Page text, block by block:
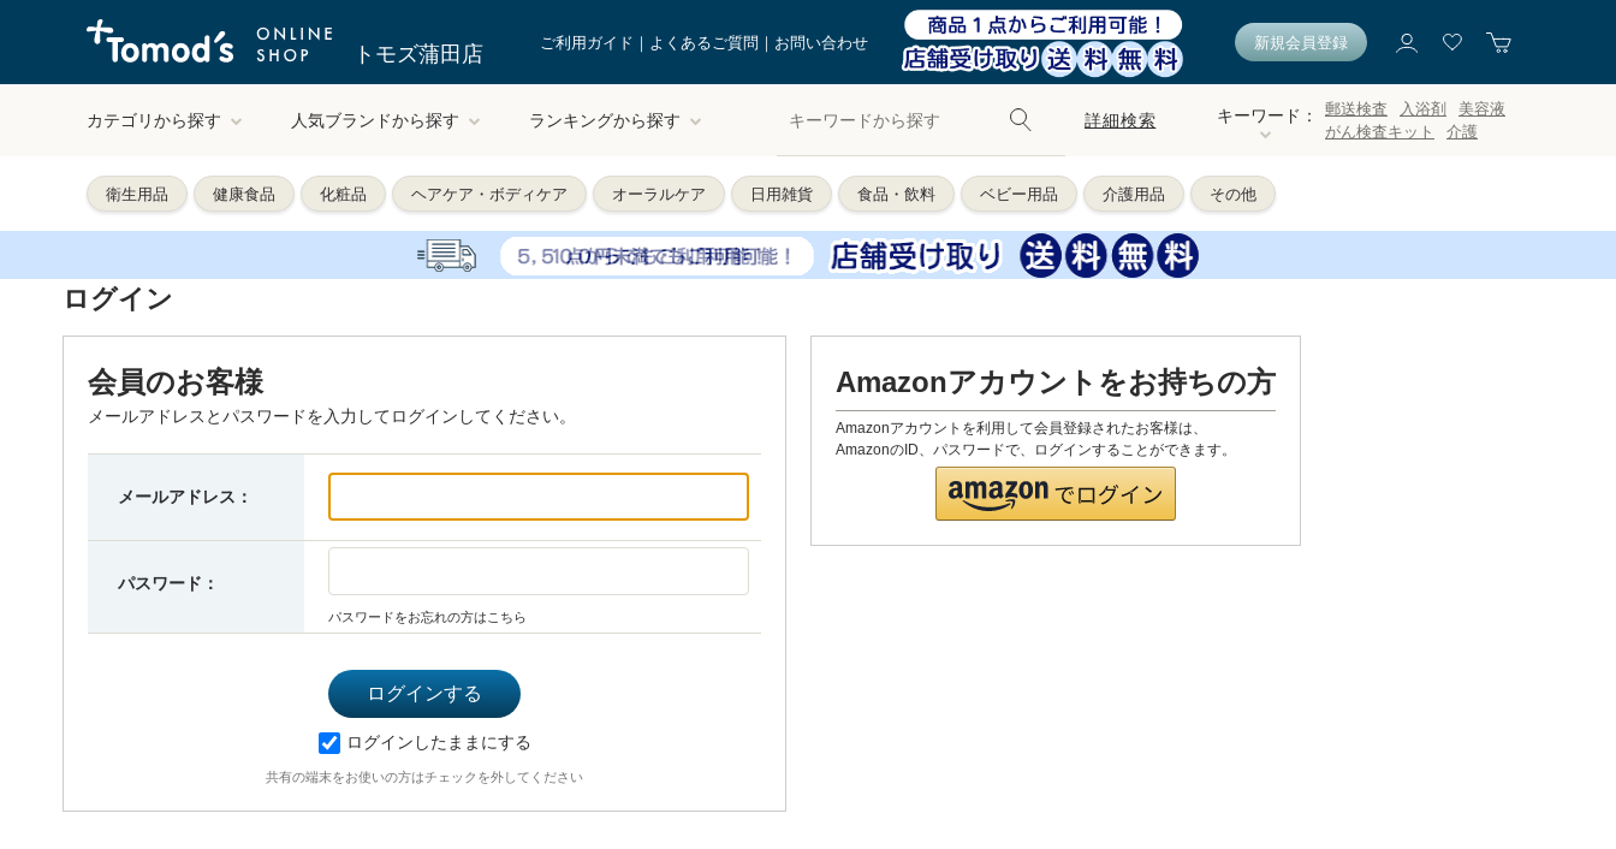
トモズ蒲田店 ご利用ガイド よくあるご質問 お問い合わせ 新規会員登録
カテゴリから探す 人気ブランドから探す ランキングから探す 詳細検索 キーワード： 郵送検査 入浴剤
美容液
がん検査キット
介護
衛生用品 健康食品 化粧品 ヘアケア・ボディケア オーラルケア 日用雑貨 食品・飲料 ベビー用品 介護用品 その他
ログイン
会員のお客様
メールアドレスとパスワードを入力してログインしてください。
メールアドレス：
パスワード：
パスワードをお忘れの方はこちら
ログインしたままにする
共有の端末をお使いの方はチェックを外してください
Amazonアカウントをお持ちの方
Amazonアカウントを利用して会員登録されたお客様は、
AmazonのID、パスワードで、ログインすることができます。